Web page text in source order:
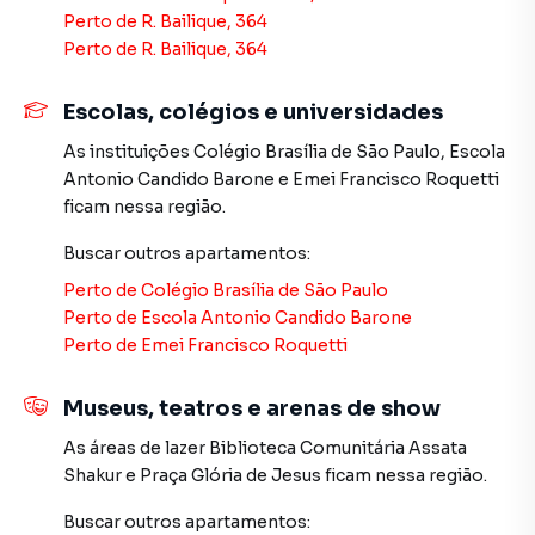
Apartamento em São Paulo? Entre em contato com nossa
equipe pelo telefone (11) 2783-2000.
A Imobiliária Xavier e Brito tem mais opções de
apartamentos, casas residenciais e comerciais, sobrados,
terrenos, lojas e barracões para venda ou locação, além de
empreendimentos em construção ou lançamentos na
planta em Vila Formosa e em outras regiões de São Paulo.
imóvel que mais combina com seu estilo de vida.
Negocie seu imóvel de forma totalmente online, com
segurança e tranquilidade. Na Imobiliária Xavier e Brito
mesmo não estando na cidade e com a praticidade de
smartphone. Nós criamos soluções inovadoras para
simplificar a relação de proprietários, inquilinos e
compradores com o mercado imobiliário.
Perto de R. Bailique, 364
Perto de R. Bailique, 364
Escolas, colégios e universidades
As instituições Colégio Brasília de São Paulo, Escola
Antonio Candido Barone e Emei Francisco Roquetti
ficam nessa região.
Buscar outros apartamentos:
Perto de Colégio Brasília de São Paulo
Perto de Escola Antonio Candido Barone
Perto de Emei Francisco Roquetti
Museus, teatros e arenas de show
As áreas de lazer Biblioteca Comunitária Assata
Shakure Praça Glória de Jesus ficam nessa região.
Buscar outros apartamentos: